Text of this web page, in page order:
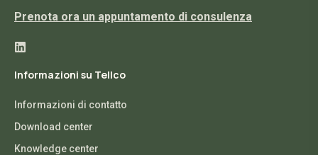
Prenota ora un appuntamento di consulenza
Informazioni su Tellco
Informazioni di contatto
Download center
Knowledge center